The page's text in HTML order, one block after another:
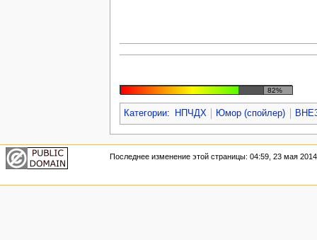
82%
Категории: НПЧДХ Юмор (спойлер)
Последнее изменение этой страницы: 04:59, 23 мая